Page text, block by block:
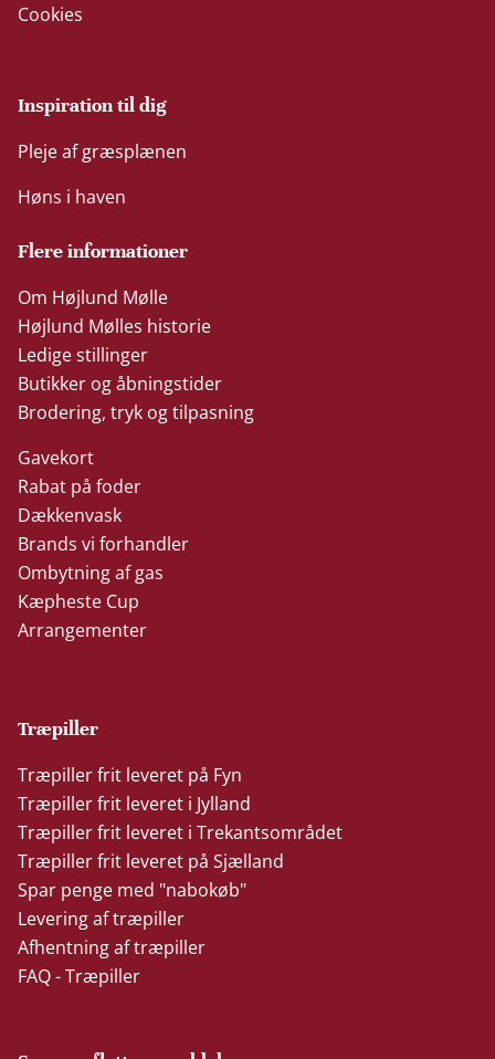
Cookies
Inspiration til dig
Pleje af græsplænen
Høns i haven
Flere informationer
Om Højlund Mølle
Højlund Mølles historie
Ledige stillinger
Butikker og åbningstider
Brodering, tryk og tilpasning
Gavekort
Rabat på foder
Dækkenvask
Brands vi forhandler
Ombytning af gas
Kæpheste Cup
Arrangementer
Træpiller
Træpiller frit leveret på Fyn
Træpiller frit leveret i Jylland
Træpiller frit leveret i Trekantsområdet
Træpiller frit leveret på Sjælland
Spar penge med "nabokøb"
Levering af træpiller
Afhentning af træpiller
FAQ - Træpiller